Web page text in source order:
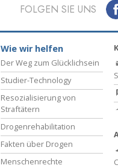
FOLGEN SIE UNS
Wie wir helfen
Der Weg zum Glücklichsein
Studier-Technology
Resozialisierung von
Straftätern
Drogenrehabilitation
Fakten über Drogen
Menschenrechte